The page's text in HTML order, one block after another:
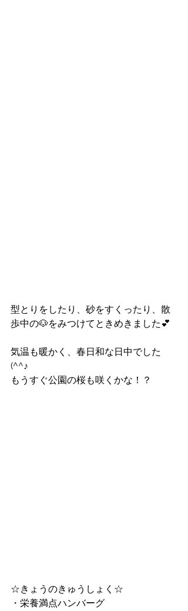
型とりをしたり、砂をすくったり、散
歩中の🐶をみつけてときめきました💕
気温も暖かく、春日和な日中でした
(^^♪
もうすぐ公園の桜も咲くかな！？
☆きょうのきゅうしょく☆
・栄養満点ハンバーグ